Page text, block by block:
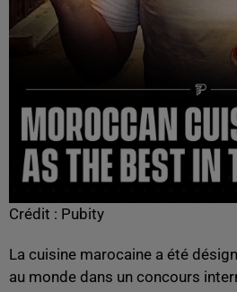
Crédit : Pubity
La cuisine marocaine a été
au monde dans un concours